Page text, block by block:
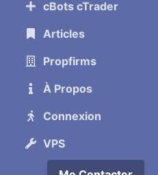
cBots cTrader
Articles
Propfirms
À Propos
Connexion
VPS